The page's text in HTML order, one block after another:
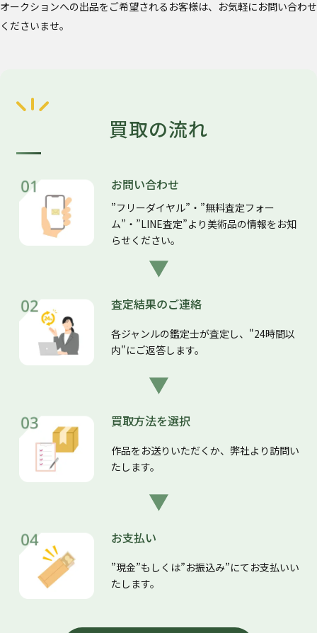
オークションへの出品をご希望されるお客様は、お気軽にお問い合わせ
くださいませ。
買取の流れ
お問い合わせ
”フリーダイヤル”・”無料査定フォー
ム”・”LINE査定”より美術品の情報をお知
らせください。
査定結果のご連絡
各ジャンルの鑑定士が査定し、"24時間以
内"にご返答します。
買取方法を選択
作品をお送りいただくか、弊社より訪問い
たします。
お支払い
”現金”もしくは”お振込み”にてお支払いい
たします。